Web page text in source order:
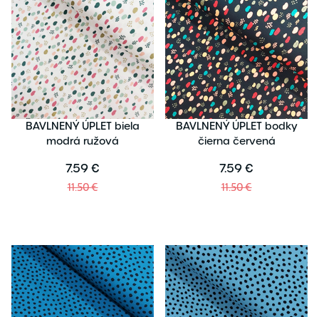
BAVLNENÝ ÚPLET biela
modrá ružová
7.59 €
11.50 €
BAVLNENÝ ÚPLET bodky
čierna červená
7.59 €
11.50 €